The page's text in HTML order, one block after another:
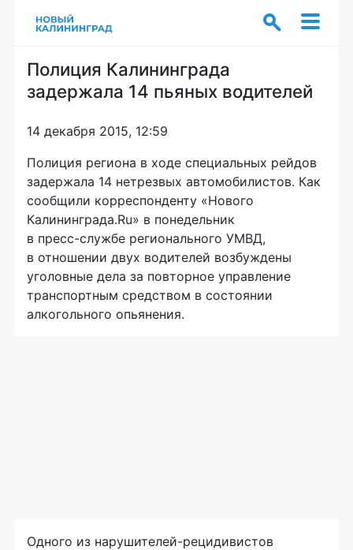
Полиция Калининграда
задержала 14 пьяных водителей
14 декабря 2015, 12:59
Полиция региона в ходе специальных рейдов
задержала 14 нетрезвых автомобилистов. Как
сообщили корреспонденту «Нового
Калининграда.Ru» в понедельник
в пресс-службе регионального УМВД,
в отношении двух водителей возбуждены
уголовные дела за повторное управление
транспортным средством в состоянии
алкогольного опьянения.
Одного из нарушителей-рецидивистов